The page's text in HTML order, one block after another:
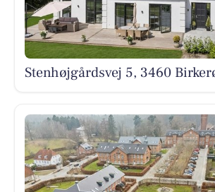
Stenhøjgårdsvej 5, 3460